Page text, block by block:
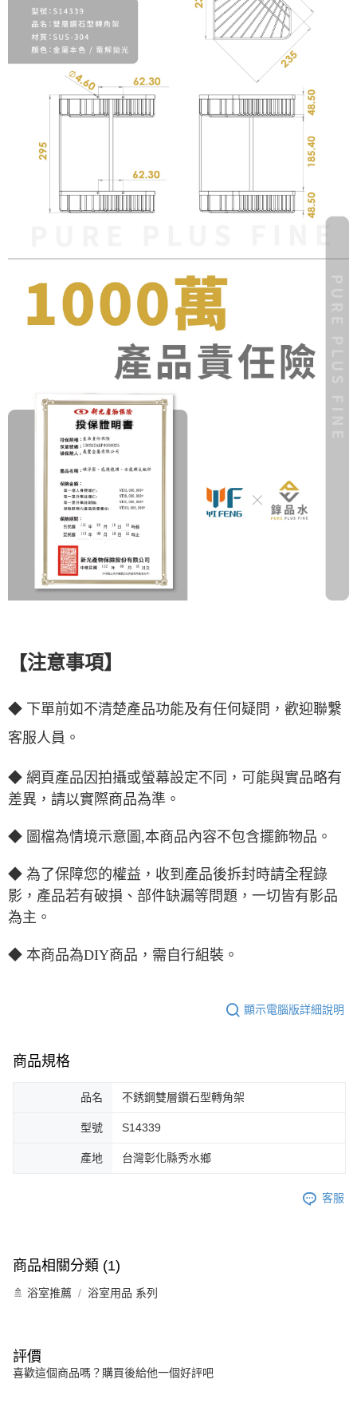
【注意事項】
◆ 下單前如不清楚產品功能及有任何疑問，歡迎聯繫
客服人員。
◆ 網頁產品因拍攝或螢幕設定不同，可能與實品略有
差異，請以實際商品為準。
◆ 圖檔為情境示意圖,本商品內容不包含擺飾物品。
◆ 為了保障您的權益，收到產品後拆封時請全程錄
影，產品若有破損、部件缺漏等問題，一切皆有影品
為主。
◆ 本商品為DIY商品，需自行組裝。
顯示電腦版詳細說明
商品規格
品名 不銹鋼雙層鑽石型轉角架
型號 S14339
產地 台灣彰化縣秀水鄉
客服
商品相關分類 (1)
🚿 浴室推薦 浴室用品 系列
評價
喜歡這個商品嗎？購買後給他一個好評吧